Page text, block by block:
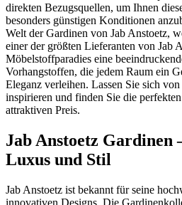
direkten Bezugsquellen, um Ihnen
besonders günstigen Konditionen
Welt der Gardinen von Jab Anstoetz,
einer der größten Lieferanten von Jab
Möbelstoffparadies eine
Vorhangstoffen, die jedem Raum ein
Eleganz verleihen. Lassen Sie sich
inspirieren und finden Sie die
attraktiven Preis.
Jab Anstoetz Gardinen
Luxus und Stil
Jab Anstoetz ist bekannt für seine
innovativen Designs. Die